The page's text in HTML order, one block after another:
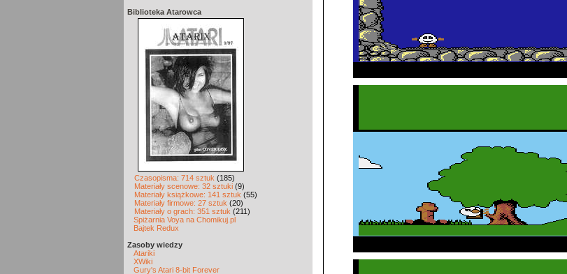
Biblioteka Atarowca
Czasopisma: 714 sztuk (185)
Materiały scenowe: 32 sztuki (9)
Materiały książkowe: 141 sztuk (55)
Materiały firmowe: 27 sztuk (20)
Materiały o grach: 351 sztuk (211)
Spiżarnia Voya na Chomikuj.pl
Bajtek Redux
Zasoby wiedzy
Atariki
XWiki
Gury's Atari 8-bit Forever